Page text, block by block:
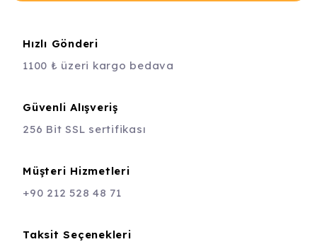
Hızlı Gönderi
1100 ₺ üzeri kargo bedava
Güvenli Alışveriş
256 Bit SSL sertifikası
Müşteri Hizmetleri
+90 212 528 48 71
Taksit Seçenekleri